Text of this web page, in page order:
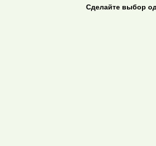
Сделайте выбор